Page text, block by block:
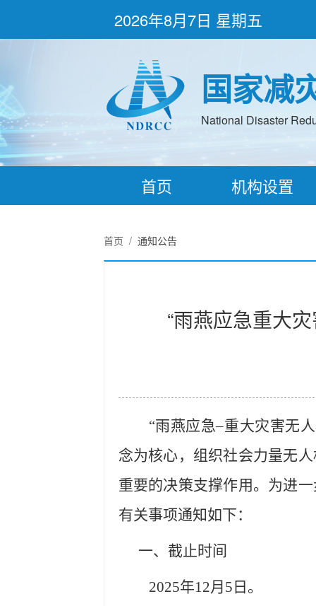
2026年8月7日 星期五
国家减
National Disaster
首页 机构设置
首页 / 通知公告
“雨燕应急重大
“雨燕应急–重大灾害无
念为核心，组织社会力量无
重要的决策支撑作用。为进
有关事项通知如下：
一、截止时间
2025年12月 5 日。